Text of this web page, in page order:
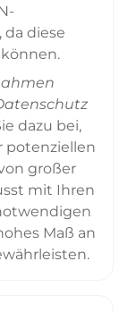
diese
dazu bei,
potenziellen
großer
mit Ihren
Maß an